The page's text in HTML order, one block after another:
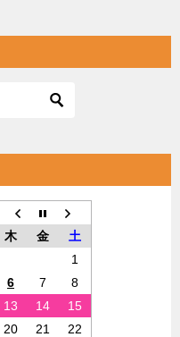
木 金
土
1
6 7
8
13 14
15
20 21
22